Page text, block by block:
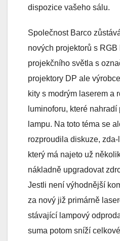
dispozice vašeho sálu.
Společnost Barco
nových projektorů s
projekčního světla s
projektory DP ale
kity s modrým laserem a
luminoforu, které
lampu. Na toto téma se
rozproudila diskuze,
který má najeto už
nákladně upgradovat
Jestli není výhodnější
za nový již primárně
stávající lampový
suma potom sníží